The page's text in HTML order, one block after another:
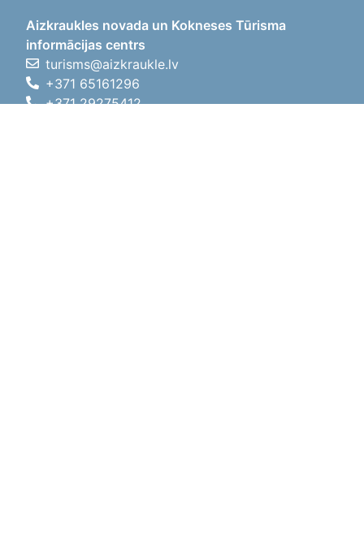
Aizkraukles novada un Kokneses Tūrisma
informācijas centrs
turisms@aizkraukle.lv
+371 65161296
+371 29275412